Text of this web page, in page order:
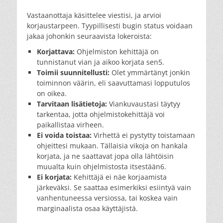
Vastaanottaja käsittelee viestisi, ja arvioi
korjaustarpeen. Tyypillisesti bugin status voidaan
jakaa johonkin seuraavista lokeroista:
Korjattava: Ohjelmiston kehittäjä on
tunnistanut vian ja aikoo korjata sen5.
Toimii suunnitellusti: Olet ymmärtänyt jonkin
toiminnon väärin, eli saavuttamasi lopputulos
on oikea.
Tarvitaan lisätietoja: Viankuvaustasi täytyy
tarkentaa, jotta ohjelmistokehittäjä voi
paikallistaa virheen.
Ei voida toistaa: Virhettä ei pystytty toistamaan
ohjeittesi mukaan. Tällaisia vikoja on hankala
korjata, ja ne saattavat jopa olla lähtöisin
muualta kuin ohjelmistosta itsestään6.
Ei korjata: Kehittäjä ei näe korjaamista
järkeväksi. Se saattaa esimerkiksi esiintyä vain
vanhentuneessa versiossa, tai koskea vain
marginaalista osaa käyttäjistä.